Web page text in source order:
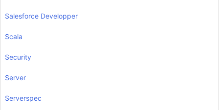
Salesforce Developper
Scala
Security
Server
Serverspec